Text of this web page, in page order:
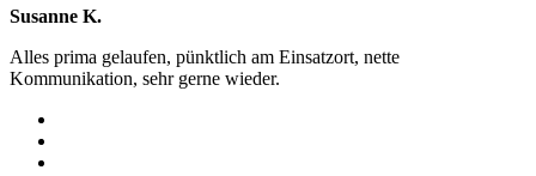
Susanne K.
Alles prima gelaufen, pünktlich am Einsatzort, nette
Kommunikation, sehr gerne wieder.